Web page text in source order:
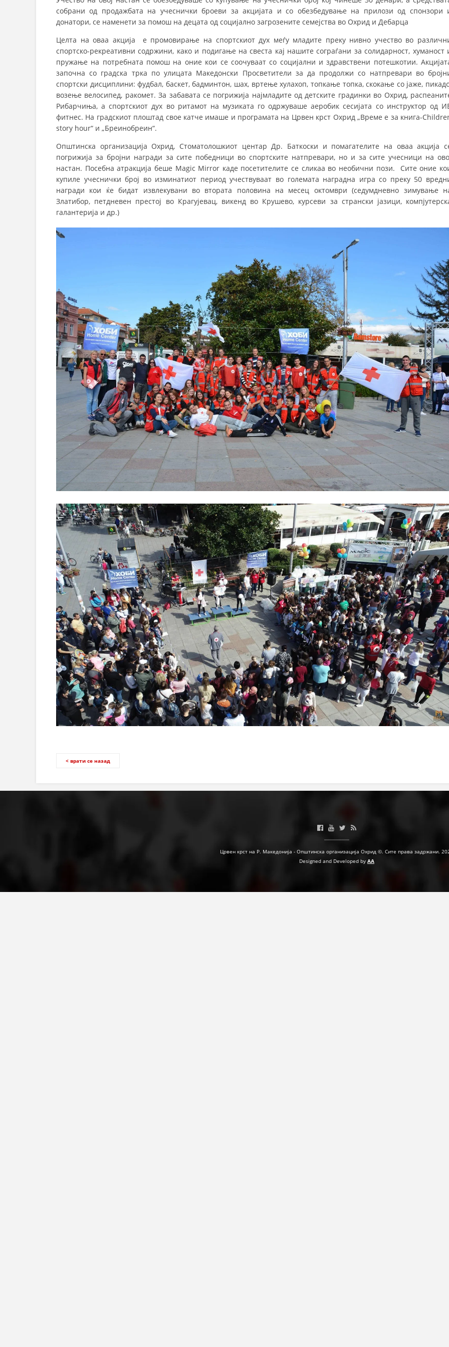
ДИСЕМИНАЦИЈА
ПРОМОЦИЈА НА ХУМАНИ ВРЕДНОСТИ
СОЦИЈАЛНО ХУМАНИТАРНА ДЕЈНОСТ
КАКО ДА ДОНИРАТЕ
ТИМОВИ НА ООЦК ОХРИД
ОДНОСИ СО ЈАВНОСТ
ИСТРАЖУВАЊЕ НА ЈАВНО МИСЛЕЊЕ
ЗНАЧЕЊЕ НА СЛУЖБАТА ЗА БАРАЊЕ
ФОРМУЛАРИ ЗА БАРАЊА
ЗДРАВСТВЕНО ПРЕВЕНТИВНА ДЕЈНОСТ
ПРВА ПОМОШ
КРВОДАРИТЕЛСТВО
ИНФОРМАЦИИ ЗА БОЛЕСТИ
МЕНАЏМЕНТ НА ВОЛОНТЕРИ
ЗА НАС
ДЕЈСТВУВАЊЕ
ПРИРАЧНИЦИ
ЕДУКАТИВНО ИНФОРМАТИВНИ МАТЕРИЈАЛИ
БРОШУРИ
ПОСТЕРИ
ПРЕЗЕНТАЦИИ
собрани од продажбата на учеснички броеви за акцијата и со обезбедување на прилози од спонзори
донатори, се наменети за помош на децата од социјално загрозените семејства во Охрид и Дебарца
Целта на оваа акција е промовирање на спортскиот дух меѓу младите преку нивно учество во
спортско-рекреативни содржини, како и подигање на свеста кај нашите сограѓани за солидарност, хуманост
пружање на потребната помош на оние кои се соочуваат со социјални и здравствени потешкотии.
започна со градска трка по улицата Македонски Просветители за да продолжи со натпревари во
спортски дисциплини: фудбал, баскет, бадминтон, шах, вртење хулахоп, топкање топка, скокање со јаже,
возење велосипед, ракомет. За забавата се погрижија најмладите од детските градинки во Охрид,
Рибарчиња, а спортскиот дух во ритамот на музиката го одржуваше аеробик сесијата со инструктор од
фитнес. На градскиот плоштад свое катче имаше и програмата на Црвен крст Охрид „Време е за книга-
story hour“ и „Бреинобреин“.
Општинска организација Охрид, Стоматолошкиот центар Др. Баткоски и помагателите на оваа акција
погрижија за бројни награди за сите победници во спортските натпревари, но и за сите учесници на
настан. Посебна атракција беше Magic Mirror каде посетителите се сликаа во необични пози. Сите оние
купиле учеснички број во изминатиот период учествуваат во големата наградна игра со преку 50
награди кои ќе бидат извлекувани во втората половина на месец октомври (седумдневно зимување
Златибор, петдневен престој во Крагујевац, викенд во Крушево, курсеви за странски јазици,
галантерија и др.)
< врати се назад
Црвен крст на Р. Македонија - Општинска организација Охрид ©. Сите права задржани.
Designed and Developed by AA